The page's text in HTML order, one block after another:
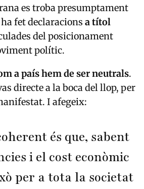
es troba presumptament
fet declaracions a títol
del posicionament
polític.
a país hem de ser neutrals.
directe a la boca del llop, per
I afegeix:
és que, sabent
i el cost econòmic
per a tota la societat